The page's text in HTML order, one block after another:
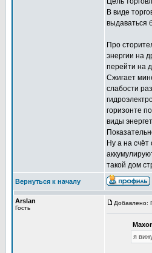
В виде
выдаваться
Про
энергии на
перейти на
Сжигает
слабости
горизонте
виды
Ну а на
такой дом
Вернуться к началу
Arslan
Гость
Добавлено:
я